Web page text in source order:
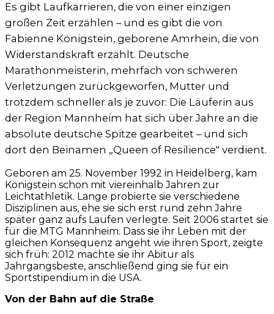
Es gibt Laufkarrieren, die von einer einzigen
großen Zeit erzählen – und es gibt die von
Fabienne Königstein, geborene Amrhein, die von
Widerstandskraft erzählt. Deutsche
Marathonmeisterin, mehrfach von schweren
Verletzungen zurückgeworfen, Mutter und
trotzdem schneller als je zuvor: Die Läuferin aus
der Region Mannheim hat sich über Jahre an die
absolute deutsche Spitze gearbeitet – und sich
dort den Beinamen „Queen of Resilience" verdient.
Geboren am 25. November 1992 in Heidelberg, kam
Königstein schon mit viereinhalb Jahren zur
Leichtathletik. Lange probierte sie verschiedene
Disziplinen aus, ehe sie sich erst rund zehn Jahre
später ganz aufs Laufen verlegte. Seit 2006 startet sie
für die MTG Mannheim. Dass sie ihr Leben mit der
gleichen Konsequenz angeht wie ihren Sport, zeigte
sich früh: 2012 machte sie ihr Abitur als
Jahrgangsbeste, anschließend ging sie für ein
Sportstipendium in die USA.
Von der Bahn auf die Straße